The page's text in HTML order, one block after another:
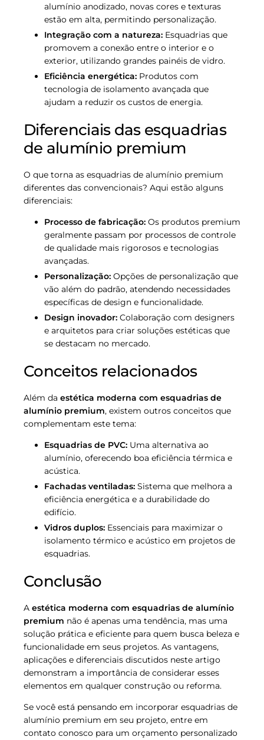
alumínio anodizado, novas cores e texturas
estão em alta, permitindo personalização.
Integração com a natureza: Esquadrias que
promovem a conexão entre o interior e o
exterior, utilizando grandes painéis de vidro.
Eficiência energética: Produtos com
tecnologia de isolamento avançada que
ajudam a reduzir os custos de energia.
Diferenciais das esquadrias
de alumínio premium
O que torna as esquadrias de alumínio premium
diferentes das convencionais? Aqui estão alguns
diferenciais:
Processo de fabricação: Os produtos premium
geralmente passam por processos de controle
de qualidade mais rigorosos e tecnologias
avançadas.
Personalização: Opções de personalização que
vão além do padrão, atendendo necessidades
específicas de design e funcionalidade.
Design inovador: Colaboração com designers
e arquitetos para criar soluções estéticas que
se destacam no mercado.
Conceitos relacionados
Além da estética moderna com esquadrias de
alumínio premium, existem outros conceitos que
complementam este tema:
Esquadrias de PVC: Uma alternativa ao
alumínio, oferecendo boa eficiência térmica e
acústica.
Fachadas ventiladas: Sistema que melhora a
eficiência energética e a durabilidade do
edifício.
Vidros duplos: Essenciais para maximizar o
isolamento térmico e acústico em projetos de
esquadrias.
Conclusão
A estética moderna com esquadrias de alumínio
premium não é apenas uma tendência, mas uma
solução prática e eficiente para quem busca beleza e
funcionalidade em seus projetos. As vantagens,
aplicações e diferenciais discutidos neste artigo
demonstram a importância de considerar esses
elementos em qualquer construção ou reforma.
Se você está pensando em incorporar esquadrias de
alumínio premium em seu projeto, entre em
contato conosco para um orçamento personalizado